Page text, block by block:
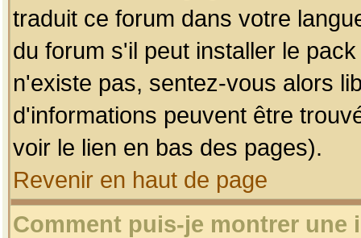
traduit ce forum dans votre
du forum s'il peut installer le
n'existe pas, sentez-vous alors
d'informations peuvent être
voir le lien en bas des pages).
Revenir en haut de page
Comment puis-je montrer une